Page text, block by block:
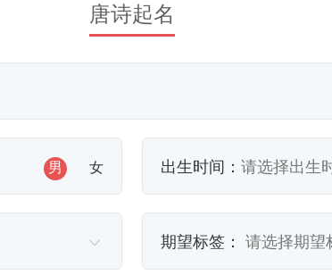
唐诗起名
男 女 出生时间：
期望标签：